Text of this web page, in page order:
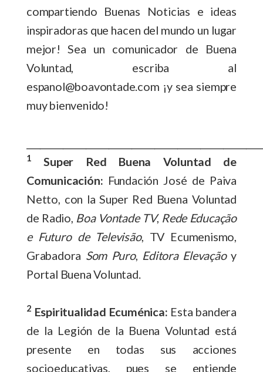
compartiendo Buenas Noticias e ideas
inspiradoras que hacen del mundo un lugar
mejor! Sea un comunicador de Buena
Voluntad, escriba al
espanol@boavontade.com ¡y sea siempre
muy bienvenido!
1
Super Red Buena Voluntad de
Comunicación: Fundación José de Paiva
Netto, con la Super Red Buena Voluntad
de Radio, Boa Vontade TV, Rede Educação
e Futuro de Televisão, TV Ecumenismo,
Grabadora Som Puro, Editora Elevaçãoy
Portal Buena Voluntad.
2 Espiritualidad Ecuménica: Esta bandera
de la Legión de la Buena Voluntad está
presente en todas sus acciones
socioeducativas, pues se entiende